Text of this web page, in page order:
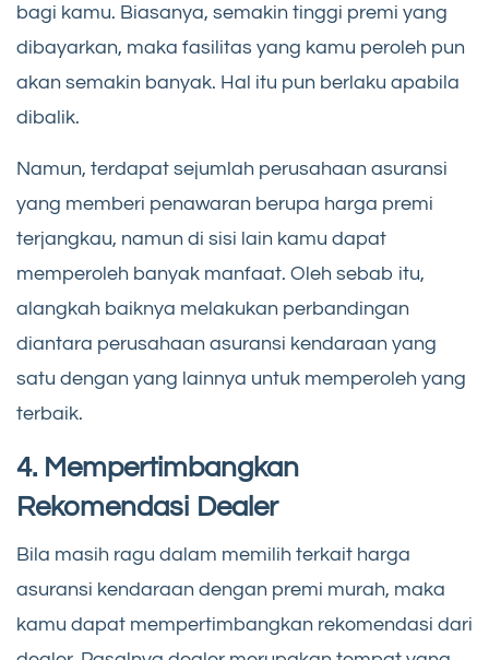
bagi kamu. Biasanya, semakin tinggi premi yang
dibayarkan, maka fasilitas yang kamu peroleh pun
akan semakin banyak. Hal itu pun berlaku apabila
dibalik.
Namun, terdapat sejumlah perusahaan asuransi
yang memberi penawaran berupa harga premi
terjangkau, namun di sisi lain kamu dapat
memperoleh banyak manfaat. Oleh sebab itu,
alangkah baiknya melakukan perbandingan
diantara perusahaan asuransi kendaraan yang
satu dengan yang lainnya untuk memperoleh yang
terbaik.
4. Mempertimbangkan
Rekomendasi Dealer
Bila masih ragu dalam memilih terkait harga
asuransi kendaraan dengan premi murah, maka
kamu dapat mempertimbangkan rekomendasi dari